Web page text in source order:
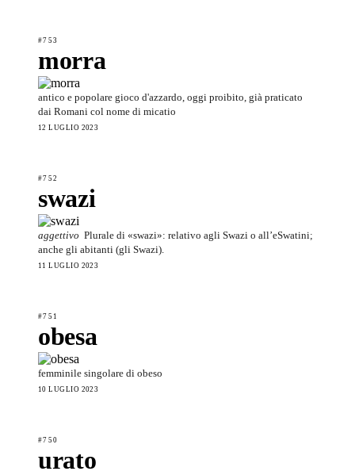
#753
morra
antico e popolare gioco d'azzardo, oggi proibito, già praticato
dai Romani col nome di micatio
12 LUGLIO 2023
#752
swazi
aggettivo Plurale di «swazi»: relativo agli Swazi o all’eSwatini;
anche gli abitanti (gli Swazi).
11 LUGLIO 2023
#751
obesa
femminile singolare di obeso
10 LUGLIO 2023
#750
urato